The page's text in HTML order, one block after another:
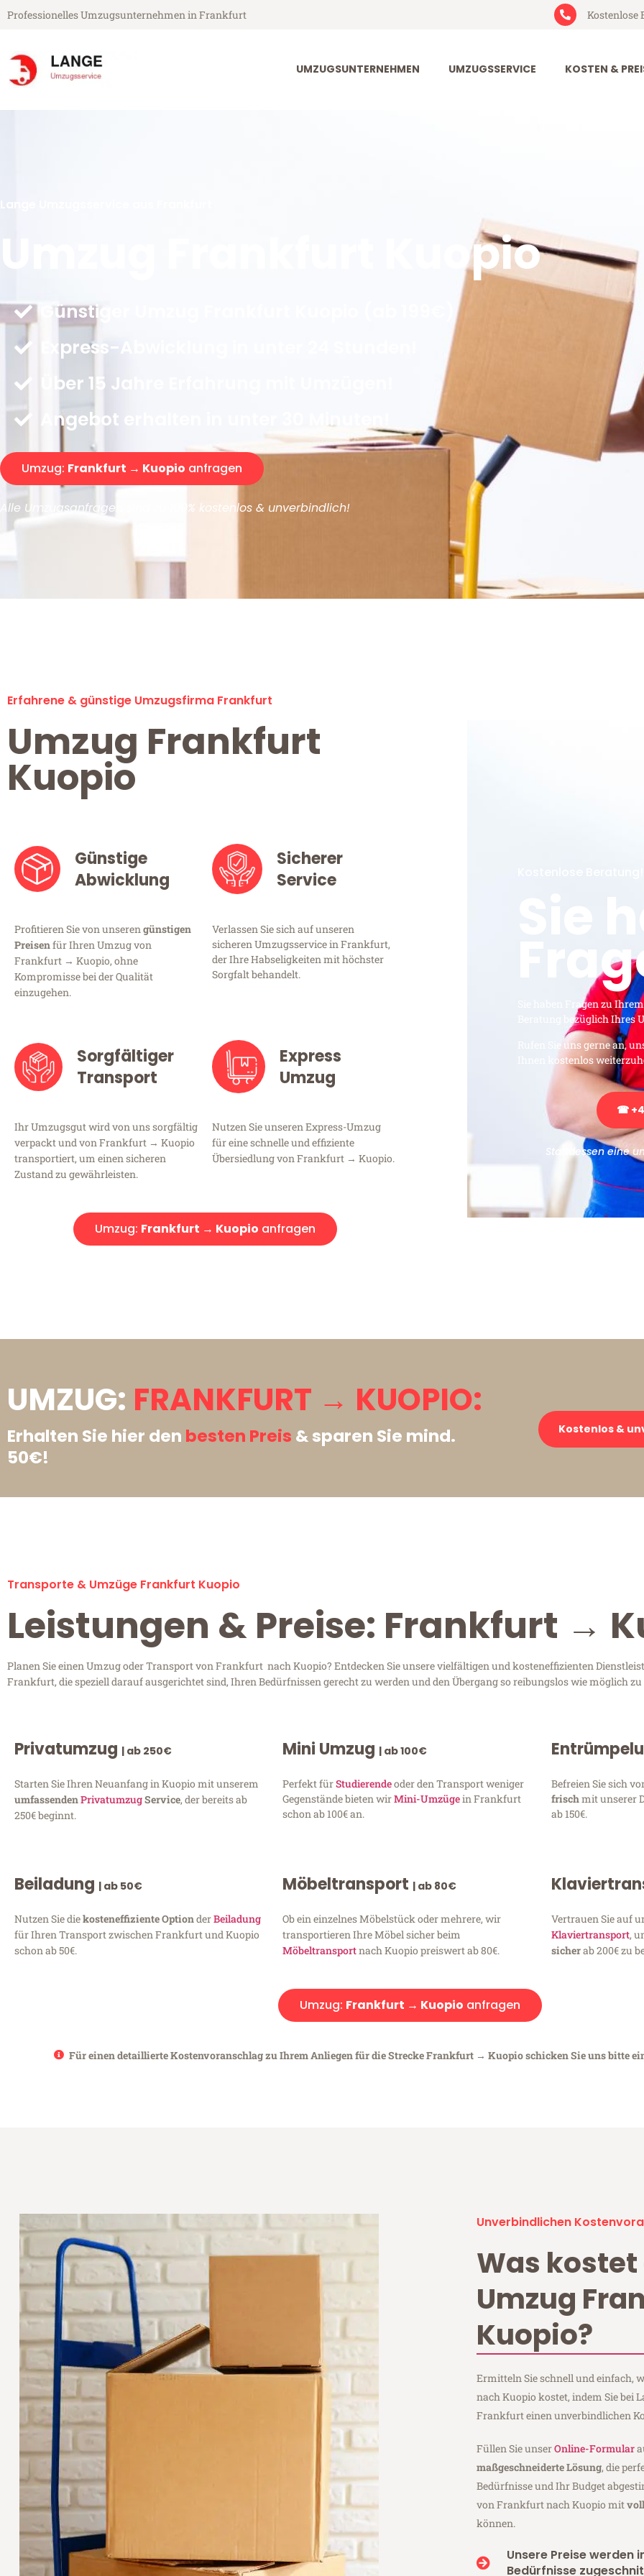
Professionelles Umzugsunternehmen in Frankfurt Kostenlose
UMZUGSUNTERNEHMEN UMZUGSSERVICE KOSTEN &
Umzug Frankfurt Kuopio
Günstiger Umzug Frankfurt Kuopio (ab 199€)
Express-Abwicklung in unter 24 Stunden!
Über 15 Jahre Erfahrung mit Umzügen!
Angebot erhalten in unter 30 Minuten!
Umzug: Frankfurt → Kuopio anfragen
Alle Umzugsanfragen sind zu 100% kostenlos & unverbindlich!
Erfahrene & günstige Umzugsfirma Frankfurt
Umzug Frankfurt
Kuopio
Günstige
Abwicklung
Profitieren Sie von unserengünstigen
Preisenfür Ihren Umzug von
Frankfurt → Kuopio, ohne
Kompromisse bei der Qualität
einzugehen.
Sicherer
Service
Verlassen Sie sich auf unseren
sicheren Umzugsservice in Frankfurt,
der Ihre Habseligkeiten mit höchster
Sorgfalt behandelt.
Sorgfältiger
Transport
Ihr Umzugsgut wird von uns sorgfältig
verpackt und von Frankfurt → Kuopio
transportiert, um einen sicheren
Zustand zu gewährleisten.
Express
Umzug
Nutzen Sie unseren Express-Umzug
für eine schnelle und effiziente
Übersiedlung von Frankfurt → Kuopio.
Umzug: Frankfurt → Kuopio anfragen
Sie
Sie haben Fragen zu
Beratung bezüglich Ihres
Rufen Sie uns gerne an,
Ihnen kostenlos
☎
Stattdessen eine
UMZUG: FRANKFURT → KUOPIO:
Erhalten Sie hier den besten Preis & sparen Sie mind.
50€!
Kostenlos &
Transporte & Umzüge Frankfurt Kuopio
Leistungen & Preise: Frankfurt →
Planen Sie einen Umzug oder Transport von Frankfurt nach Kuopio? Entdecken Sie unsere vielfältigen und kosteneffizienten
Frankfurt, die speziell darauf ausgerichtet sind, Ihren Bedürfnissen gerecht zu werden und den Übergang so reibungslos wie möglich zu
Privatumzug | ab 250€
Starten Sie Ihren Neuanfang in Kuopio mit unserem
umfassendenPrivatumzugService, der bereits ab
250€ beginnt.
Mini Umzug | ab 100€
Perfekt fürStudierendeoder den Transport weniger
Gegenstände bieten wirMini-Umzügein Frankfurt
schon ab 100€ an.
Befreien Sie sich
frischmit unserer
ab 150€.
Beiladung | ab 50€
Nutzen Sie diekosteneffiziente OptionderBeiladung
für Ihren Transport zwischen Frankfurt und Kuopio
schon ab 50€.
Möbeltransport | ab 80€
Ob ein einzelnes Möbelstück oder mehrere, wir
transportieren Ihre Möbel sicher beim
Möbeltransportnach Kuopio preiswert ab 80€.
Vertrauen Sie auf
Klaviertransport,
sicherab 200€ zu
Umzug: Frankfurt → Kuopio anfragen
Für einen detaillierte Kostenvoranschlag zu Ihrem Anliegen für die Strecke Frankfurt → Kuopio schicken Sie uns bitte
Unverbindlichen
Was kostet
Umzug
Kuopio?
Ermitteln Sie schnell und einfach,
nach Kuopio kostet, indem Sie bei
Frankfurt einen unverbindlichen
Füllen Sie unserOnline-Formular
maßgeschneiderte Lösung, die
Bedürfnisse und Ihr Budget
von Frankfurt nach Kuopio mit
können.
Unsere Preise werden
Bedürfnisse